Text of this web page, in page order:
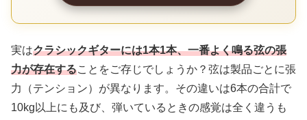
実はクラシックギターには1本1本、一番よく鳴る弦の張
力が存在することをご存じでしょうか？弦は製品ごとに張
力（テンション）が異なります。その違いは6本の合計で
10kg以上にも及び、弾いているときの感覚は全く違うも